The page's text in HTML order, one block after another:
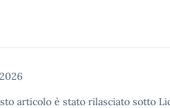
articolo è stato rilasciato sotto